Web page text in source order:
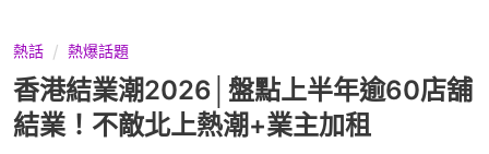
熱話 熱爆話題
香港結業潮2026│盤點上半年逾60店舖
結業！不敵北上熱潮+業主加租